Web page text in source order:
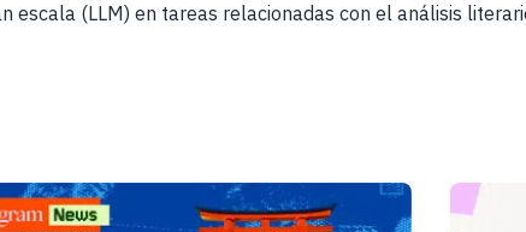
escala (LLM) en tareas relacionadas con el análisis